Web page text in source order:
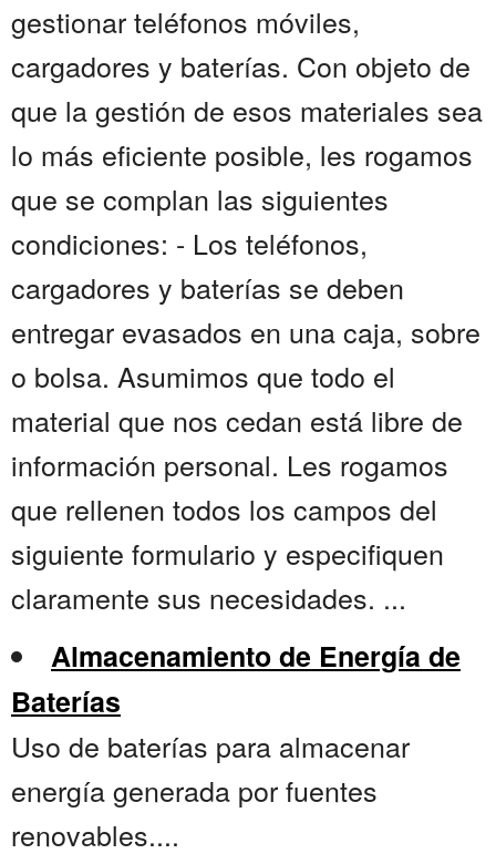
gestionar teléfonos móviles,
cargadores y baterías. Con objeto de
que la gestión de esos materiales sea
lo más eficiente posible, les rogamos
que se complan las siguientes
condiciones: - Los teléfonos,
cargadores y baterías se deben
entregar evasados en una caja, sobre
o bolsa. Asumimos que todo el
material que nos cedan está libre de
información personal. Les rogamos
que rellenen todos los campos del
siguiente formulario y especifiquen
claramente sus necesidades. ...
Almacenamiento de Energía de
Baterías
Uso de baterías para almacenar
energía generada por fuentes
renovables....